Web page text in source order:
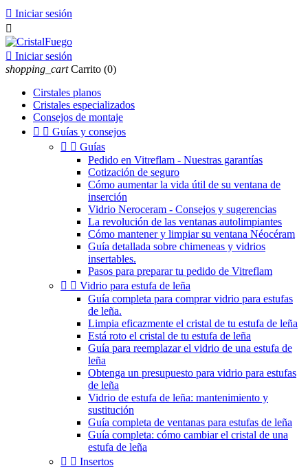
 Iniciar sesión

 Iniciar sesión
shopping_cart Carrito (0)
Cirstales planos
Cristales especializados
Consejos de montaje
  Guías y consejos
  Guías
Pedido en Vitreflam - Nuestras garantías
Cotización de seguro
Cómo aumentar la vida útil de su ventana de
inserción
Vidrio Neroceram - Consejos y sugerencias
La revolución de las ventanas autolimpiantes
Cómo mantener y limpiar su ventana Néocéram
Guía detallada sobre chimeneas y vidrios
insertables.
Pasos para preparar tu pedido de Vitreflam
  Vidrio para estufa de leña
Guía completa para comprar vidrio para estufas
de leña.
Limpia eficazmente el cristal de tu estufa de leña
Está roto el cristal de tu estufa de leña
Guía para reemplazar el vidrio de una estufa de
leña
Obtenga un presupuesto para vidrio para estufas
de leña
Vidrio de estufa de leña: mantenimiento y
sustitución
Guía completa de ventanas para estufas de leña
Guía completa: cómo cambiar el cristal de una
estufa de leña
  Insertos